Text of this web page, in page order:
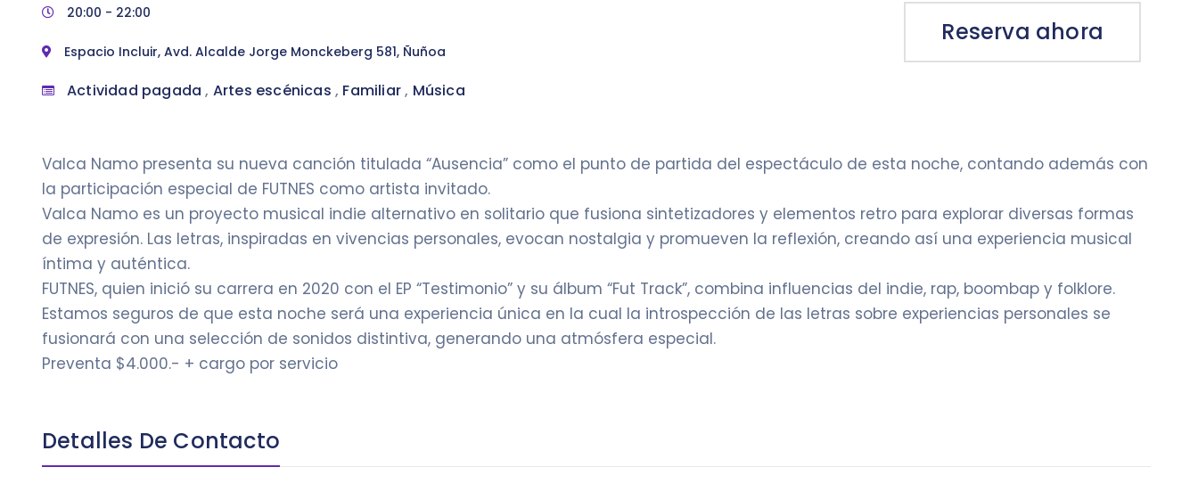
20:00 - 22:00
Espacio Incluir, Avd. Alcalde Jorge Monckeberg 581, Ñuñoa
Actividad pagada , Artes escénicas , Familiar, Música
Reserva ahora
Valca Namo presenta su nueva canción titulada “Ausencia” como el punto de partida del espectáculo de esta noche, contando además con
la participación especial de FUTNES como artista invitado.
Valca Namo es un proyecto musical indie alternativo en solitario que fusiona sintetizadores y elementos retro para explorar diversas formas
de expresión. Las letras, inspiradas en vivencias personales, evocan nostalgia y promueven la reflexión, creando así una experiencia musical
íntima y auténtica.
FUTNES, quien inició su carrera en 2020 con el EP “Testimonio” y su álbum “Fut Track”, combina influencias del indie, rap, boombap y folklore.
Estamos seguros de que esta noche será una experiencia única en la cual la introspección de las letras sobre experiencias personales se
fusionará con una selección de sonidos distintiva, generando una atmósfera especial.
Preventa $4.000.- + cargo por servicio
Detalles De Contacto